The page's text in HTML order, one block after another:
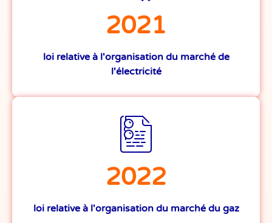
2021
loi relative à l'organisation du marché de
l'électricité
2022
loi relative à l'organisation du marché du gaz